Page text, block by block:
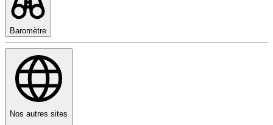
Baromètre
Nos autres sites